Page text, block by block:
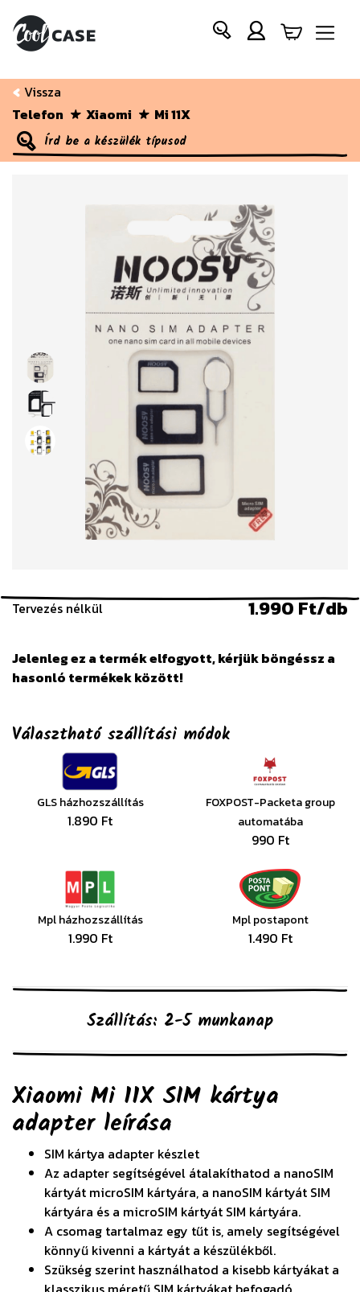
Vissza
Telefon
Xiaomi Mi 11X
Tervezés nélkül 1.990 Ft/db
Jelenleg ez a termék elfogyott, kérjük böngéssz a
hasonló termékek között!
Választható szállítási módok
GLS házhozszállítás
1.890 Ft
FOXPOST-Packeta group
automatába
990 Ft
Mpl házhozszállítás
1.990 Ft
Mpl postapont
1.490 Ft
Szállítás: 2-5 munkanap
Xiaomi Mi 11X SIM kártya
adapter leírása
SIM kártya adapter készlet
Az adapter segítségével átalakíthatod a nanoSIM
kártyát microSIM kártyára, a nanoSIM kártyát SIM
kártyára és a microSIM kártyát SIM kártyára.
A csomag tartalmaz egy tűt is, amely segítségével
könnyű kivenni a kártyát a készülékből.
Szükség szerint használhatod a kisebb kártyákat a